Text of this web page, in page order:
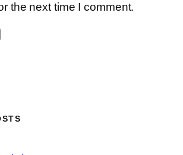
the next time I comment.